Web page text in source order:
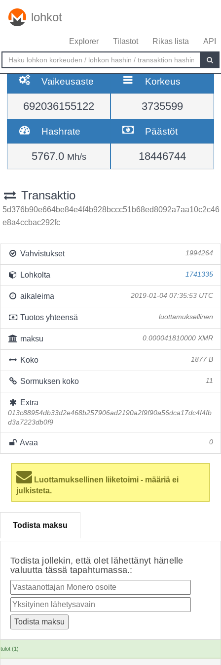
lohkot
Explorer Tilastot Rikas lista API
Vaikeusaste
692036155122
Korkeus
3735599
Hashrate
5767.0 Mh/s
Päästöt
18446744
Transaktio
5d376b90e664be84e4f4b928bccc51b68ed8092a7aa10c2c46
e8a4ccbac292fc
Vahvistukset 1994264
Lohkolta 1741335
aikaleima 2019-01-04 07:35:53 UTC
Tuotos yhteensä luottamuksellinen
maksu 0.000041810000 XMR
Koko 1877 B
Sormuksen koko 11
Extra
013c88954db33d2e468b257906ad2190a2f9f90a56dca17dc4f4fb
d3a7223db0f9
Avaa 0
Luottamuksellinen liiketoimi - määriä ei
julkisteta.
Todista maksu
Todista jollekin, että olet lähettänyt hänelle
valuutta tässä tapahtumassa.:
tulot (1)